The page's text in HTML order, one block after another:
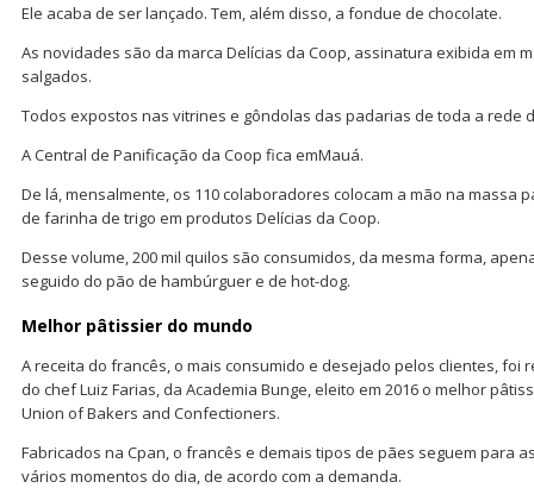
Ele acaba de ser lançado. Tem, além disso, a fondue de chocolate.
As novidades são da marca Delícias da Coop, assinatura exibida em
salgados.
Todos expostos nas vitrines e gôndolas das padarias de toda a rede
A Central de Panificação da Coop fica emMauá.
De lá, mensalmente, os 110 colaboradores colocam a mão na massa
de farinha de trigo em produtos Delícias da Coop.
Desse volume, 200 mil quilos são consumidos, da mesma forma,
seguido do pão de hambúrguer e de hot-dog.
Melhor pâtissier do mundo
A receita do francês, o mais consumido e desejado pelos clientes, foi
do chef Luiz Farias, da Academia Bunge, eleito em 2016 o melhor
Union of Bakers and Confectioners.
Fabricados na Cpan, o francês e demais tipos de pães seguem para
vários momentos do dia, de acordo com a demanda.